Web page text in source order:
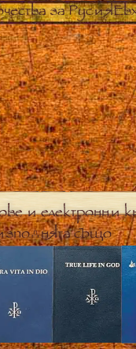
за Русия
и електронни
също